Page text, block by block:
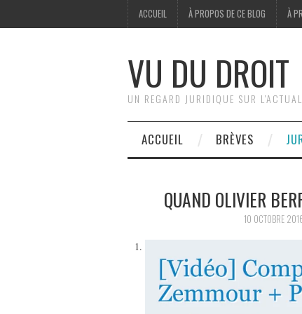
ACCUEIL À PROPOS DE CE BLOG À
VU DU DROIT
UN REGARD JURIDIQUE SUR
ACCUEIL BRÈVES
QUAND OLIVIER
10 OCTOBRE